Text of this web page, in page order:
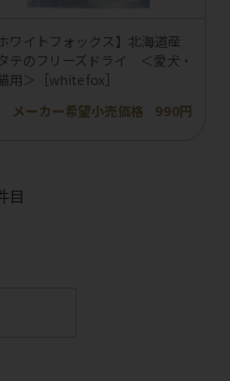
ホワイトフォックス】北海道産
テのフリーズドライ ＜愛犬・
用＞［white fox］
メーカー希望小売価格
990円
目